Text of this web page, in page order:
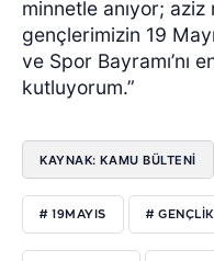
minnetle anıyor;
gençlerimizin 19
ve Spor Bayramı’nı
kutluyorum.”
KAYNAK: KAMU BÜLTENİ
# 19MAYIS #